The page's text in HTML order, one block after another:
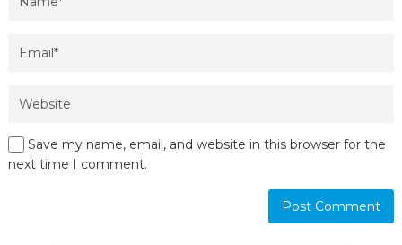
Save my name, email, and website in this browser for the
next time I comment.